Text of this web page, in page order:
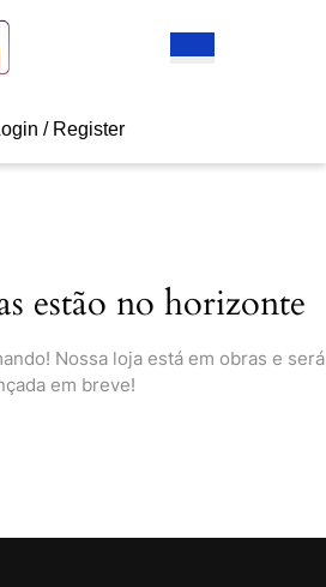
/ RegisterLogin
estão no horizonte
Nossa loja está em obras e será
em breve!